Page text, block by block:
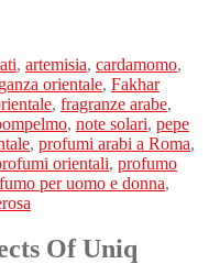
, artemisia, cardamomo,
orientale, Fakhar
, fragranze arabe,
, note solari, pepe
, profumi arabi a Roma,
orientali, profumo
per uomo e donna,
Of Uniq